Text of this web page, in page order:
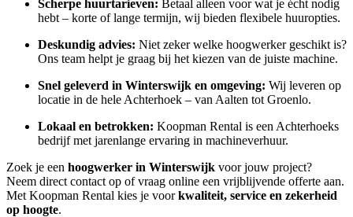
Scherpe huurtarieven: Betaal alleen voor wat je écht nodig
hebt – korte of lange termijn, wij bieden flexibele huuropties.
Deskundig advies: Niet zeker welke hoogwerker geschikt is?
Ons team helpt je graag bij het kiezen van de juiste machine.
Snel geleverd in Winterswijk en omgeving: Wij leveren op
locatie in de hele Achterhoek – van Aalten tot Groenlo.
Lokaal en betrokken: Koopman Rental is een Achterhoeks
bedrijf met jarenlange ervaring in machineverhuur.
Zoek je een hoogwerker in Winterswijk voor jouw project?
Neem direct contact op of vraag online een vrijblijvende offerte aan.
Met Koopman Rental kies je voorkwaliteit, service en zekerheid
op hoogte.